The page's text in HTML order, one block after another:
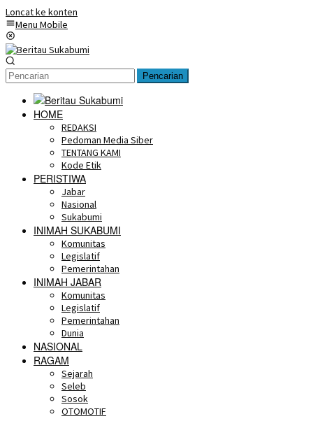
Loncat ke konten
Menu Mobile
Pencarian
HOME
REDAKSI
Pedoman Media Siber
TENTANG KAMI
Kode Etik
PERISTIWA
Jabar
Nasional
Sukabumi
INIMAH SUKABUMI
Komunitas
Legislatif
Pemerintahan
INIMAH JABAR
Komunitas
Legislatif
Pemerintahan
Dunia
NASIONAL
RAGAM
Sejarah
Seleb
Sosok
OTOMOTIF